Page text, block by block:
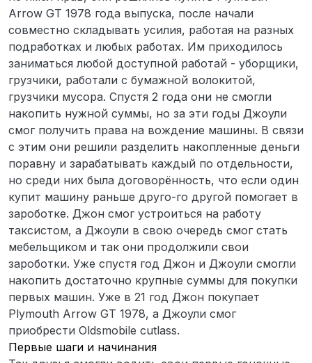
Arrow GT 1978 года выпуска, после начали
совместно складывать усилия, работая на разных
подработках и любых работах. Им приходилось
заниматься любой доступной работай - уборщики,
грузчики, работали с бумажной волокитой,
грузчики мусора. Спустя 2 года они не смогли
накопить нужной суммы, но за эти годы Джоули
смог получить права на вождение машины. В связи
с этим они решили разделить накопленные деньги
поравну и зарабатывать каждый по отдельности,
но среди них была договорённость, что если один
купит машину раньше друго-го другой помогает в
зароботке. Джон смог устроиться на работу
таксистом, а Джоули в свою очередь смог стать
мебельщиком и так они продолжили свои
зароботки. Уже спустя год Джон и Джоули смогли
накопить достаточно крупные суммы для покупки
первых машин. Уже в 21 год Джон покупает
Plymouth Arrow GT 1978, а Джоули смог
приобрести Oldsmobile cutlass.
Первые шаги и начинания